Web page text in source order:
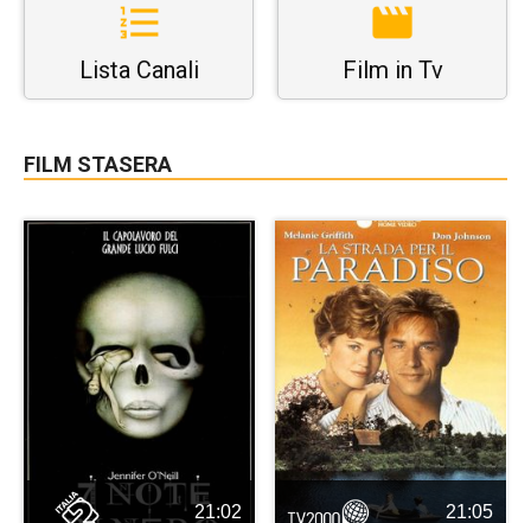
Lista Canali Film in Tv
FILM STASERA
21:02 21:05